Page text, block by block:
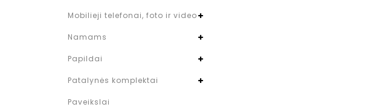
Mobilieji telefonai, foto ir video
Namams
Papildai
Patalynės komplektai
Paveikslai